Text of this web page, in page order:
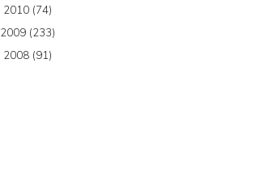
2010 (74)
2009 (233)
2008 (91)